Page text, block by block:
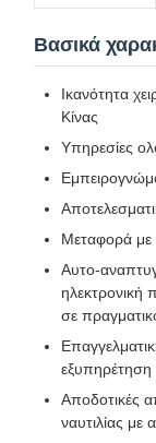
Βασικά
Ικανότητα
Κίνας
Υπηρεσίες
Μεταφορά
Αυτο-
ηλεκτρονική
σε
Αποδοτικές
ναυτιλίας με